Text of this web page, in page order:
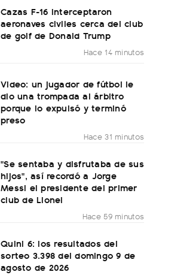
Cazas F-16 interceptaron
aeronaves civiles cerca del club
de golf de Donald Trump
Hace 14 minutos
Video: un jugador de fútbol le
dio una trompada al árbitro
porque lo expulsó y terminó
preso
Hace 31 minutos
"Se sentaba y disfrutaba de sus
hijos", así recordó a Jorge
Messi el presidente del primer
club de Lionel
Hace 59 minutos
Quini 6: los resultados del
sorteo 3.398 del domingo 9 de
agosto de 2026